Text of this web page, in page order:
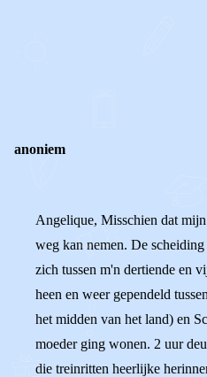
anoniem
Angelique, Misschien dat
weg kan nemen. De
zich tussen m'n dertiende en
heen en weer gependeld
het midden van het land) en
moeder ging wonen. 2 uur
die treinritten heerlijke